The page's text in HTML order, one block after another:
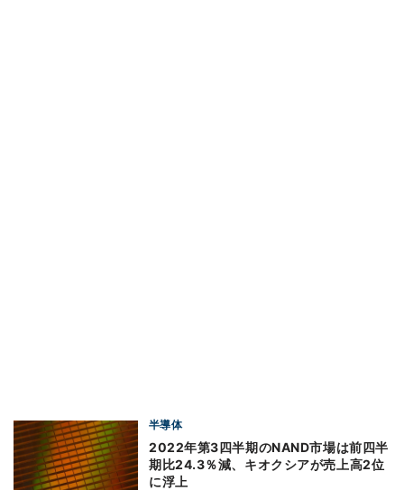
半導体
2022年第3四半期のNAND市場は前四半
期比24.3％減、キオクシアが売上高2位
に浮上